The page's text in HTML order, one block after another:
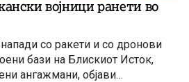
војници ранети во
со ракети и со дронови
бази на Блискиот Исток,
ангажмани, објави